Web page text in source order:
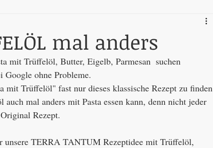
mal anders
mit Trüffelöl, Butter, Eigelb, Parmesan  suchen
Google ohne Probleme.
mit Trüffelöl" fast nur dieses klassische Rezept zu finden
mal anders mit Pasta essen kann, denn nicht jeder
Rezept.
unsere TERRA TANTUM Rezeptidee mit Trüffelöl,